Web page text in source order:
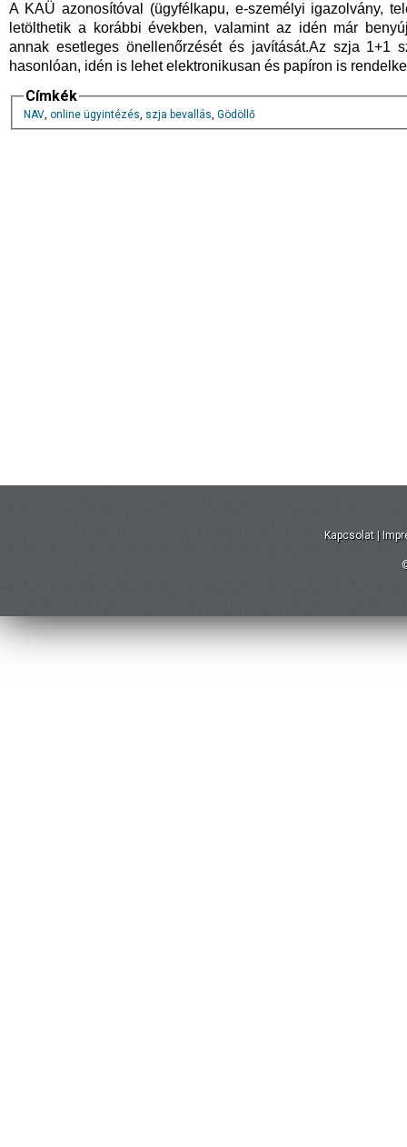
A KAÜ azonosítóval (ügyfélkapu, e-személyi igazolvány,
letölthetik a korábbi években, valamint az idén már
annak esetleges önellenőrzését és javítását.Az szja 1+1
hasonlóan, idén is lehet elektronikusan és papíron is
Címkék
NAV, online ügyintézés, szja bevallás, Gödöllő
Kapcsolat |